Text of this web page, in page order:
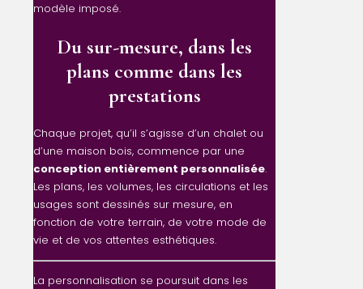
modèle imposé.
Du sur-mesure, dans les
plans comme dans les
prestations
Chaque projet, qu’il s’agisse d’un chalet ou
d’une maison bois, commence par une
conception entièrement personnalisée.
Les plans, les volumes, les circulations et les
usages sont dessinés sur mesure, en
fonction de votre terrain, de votre mode de
vie et de vos attentes esthétiques.
La personnalisation se poursuit dans les